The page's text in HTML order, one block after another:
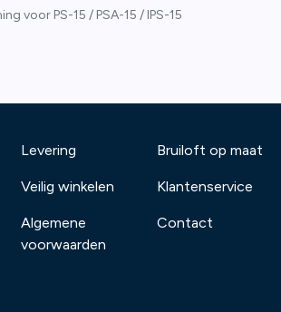
voor PS-15 / PSA-15 / IPS-15
Levering
Veilig winkelen
Algemene
voorwaarden
Bruiloft op maat
Klantenservice
Contact